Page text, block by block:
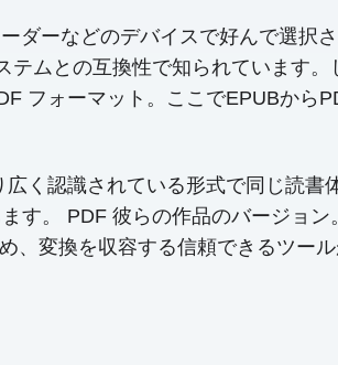
ダーなどのデバイスで好んで選択
ムとの互換性で知られています。
フォーマット。ここでEPUBから
く認識されている形式で同じ読書
す。 PDF 彼らの作品のバージョン
、変換を収容する信頼できるツー